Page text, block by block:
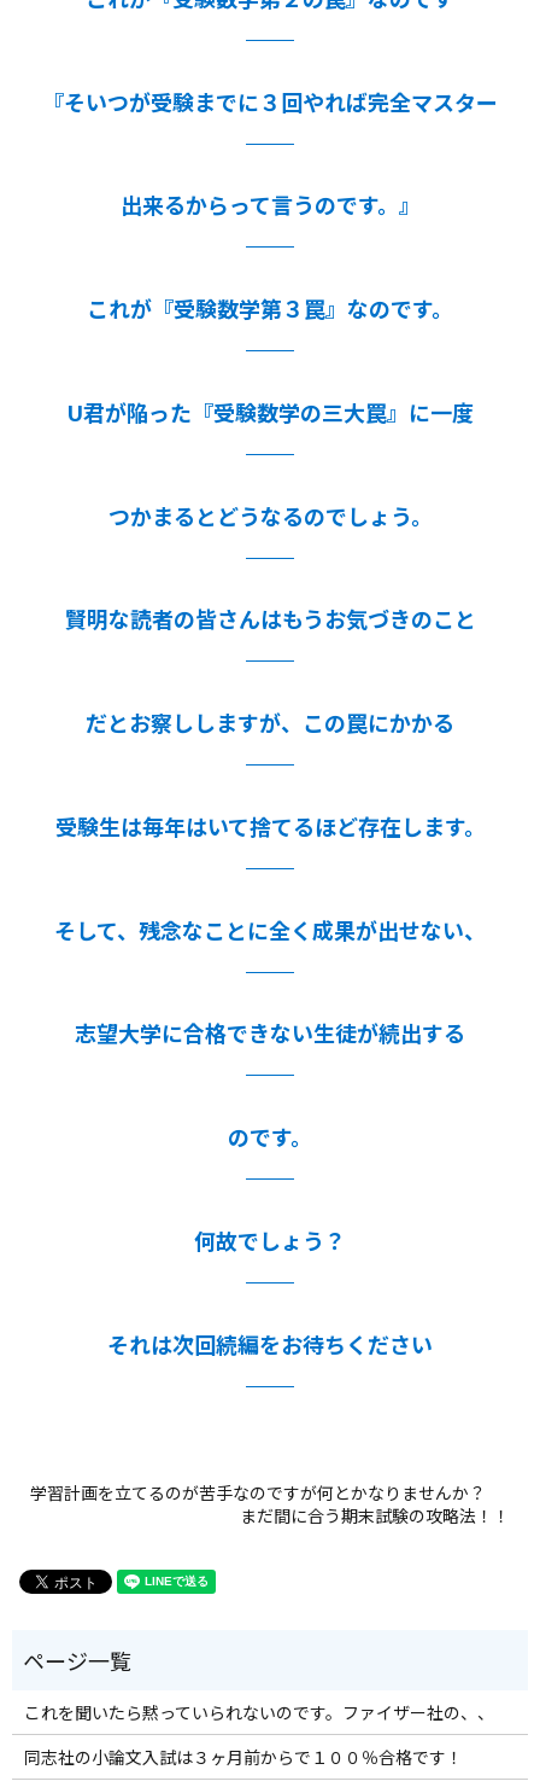
『そいつが受験までに３回やれば完全マスター
出来るからって言うのです。』
これが『受験数学第３罠』なのです。
U君が陥った『受験数学の三大罠』に一度
つかまるとどうなるのでしょう。
賢明な読者の皆さんはもうお気づきのこと
だとお察ししますが、この罠にかかる
受験生は毎年はいて捨てるほど存在します。
そして、残念なことに全く成果が出せない、
志望大学に合格できない生徒が続出する
のです。
何故でしょう？
それは次回続編をお待ちください
学習計画を立てるのが苦手なのですが何とかなりませんか？
まだ間に合う期末試験の攻略法！！
これを聞いたら黙っていられないのです。ファイザー社の、、
同志社の小論文入試は３ヶ月前からで１００％合格です！